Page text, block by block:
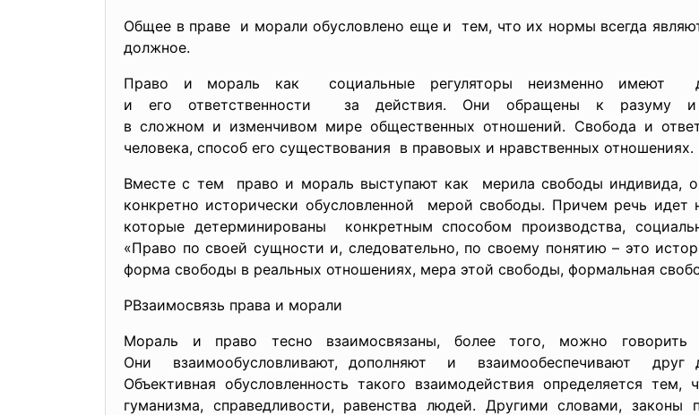
Общее в праве и морали обусловлено еще и тем, что их нормы всегда
должное.
Право и мораль как социальные регуляторы неизменно имеют
и его ответственности за действия. Они обращены к разуму и
в сложном и изменчивом мире общественных отношений. Свобода и
человека, способ его существования в правовых и нравственных отношениях.
Вместе с тем право и мораль выступают как мерила свободы индивида,
конкретно исторически обусловленной мерой свободы. Причем речь идет
которые детерминированы конкретным способом производства,
«Право по своей сущности и, следовательно, по своему понятию – это
форма свободы в реальных отношениях, мера этой свободы, формальная
PВзаимосвязь права и морали
Мораль и право тесно взаимосвязаны, более того, можно говорить
Они взаимообусловливают, дополняют и взаимообеспечивают друг
Объективная обусловленность такого взаимодействия определяется
гуманизма, справедливости, равенства людей. Другими словами,